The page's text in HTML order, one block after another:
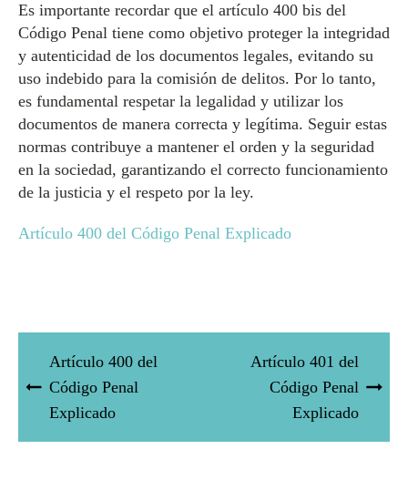
Es importante recordar que el artículo 400 bis del
Código Penal tiene como objetivo proteger la integridad
y autenticidad de los documentos legales, evitando su
uso indebido para la comisión de delitos. Por lo tanto,
es fundamental respetar la legalidad y utilizar los
documentos de manera correcta y legítima. Seguir estas
normas contribuye a mantener el orden y la seguridad
en la sociedad, garantizando el correcto funcionamiento
de la justicia y el respeto por la ley.
Artículo 400 del Código Penal Explicado
Artículo 400 del
Código Penal
Explicado
Artículo 401 del
Código Penal
Explicado